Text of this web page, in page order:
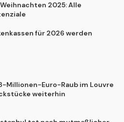
2025: Alle
für 2026 werden
Millionen-Euro-Raub im Louvre
weiterhin